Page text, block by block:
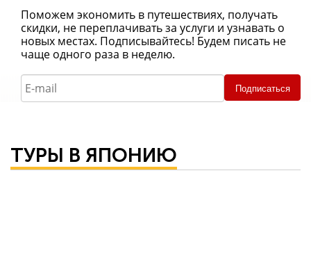
Поможем экономить в путешествиях, получать
скидки, не переплачивать за услуги и узнавать о
новых местах. Подписывайтесь! Будем писать не
чаще одного раза в неделю.
Подписаться
ТУРЫ В ЯПОНИЮ